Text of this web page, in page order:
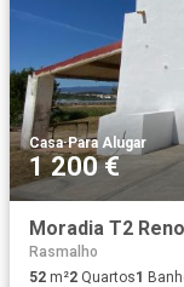
Casa·Para Alugar
1 200 €
Rasmalho
52 m²2 Quartos1